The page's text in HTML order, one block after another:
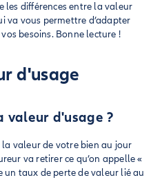
les différences entre la valeur
va vous permettre d’adapter
besoins. Bonne lecture !
d'usage
valeur d'usage ?
la valeur de votre bien au jour
va retirer ce qu’on appelle «
un taux de perte de valeur lié au